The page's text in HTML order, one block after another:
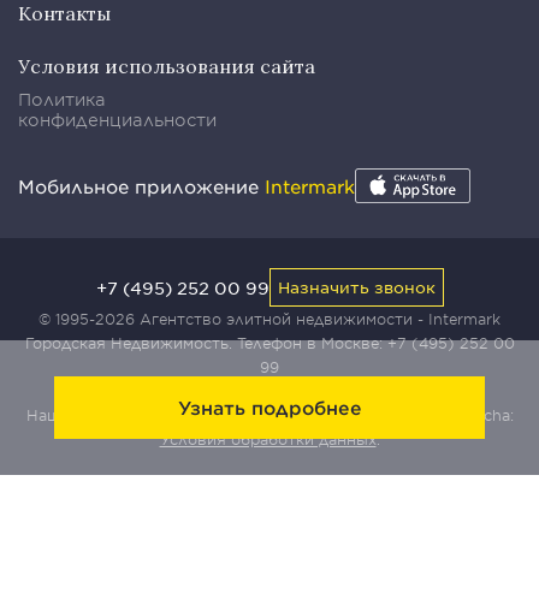
Узнать подробнее
Контакты
Условия использования сайта
Политика
конфиденциальности
Мобильное приложение Intermark
© 1995-2026 Агентство элитной недвижимости - Intermark
Городская Недвижимость. Телефон в Москве:+7 (495) 252 00
99
Наш сайт защищен с помощью сервиса Yandex SmartCaptcha:
Условия обработки данных.
+7 (495) 252 00 99 Назначить звонок